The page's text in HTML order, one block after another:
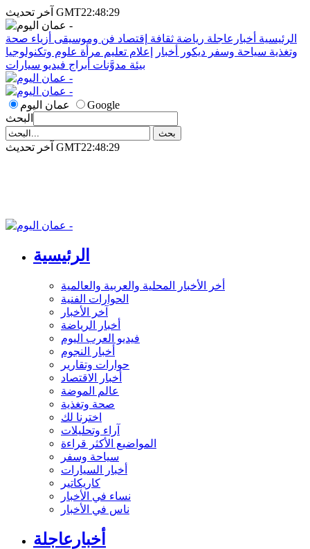
آخر تحديث GMT22:48:29
الرئيسية أخبارعاجلة رياضة ثقافة إقتصاد فن وموسيقى أزياء صحة
وتغذية سياحة وسفر ديكور أخبار إعلام تعليم مرأة علوم وتكنولوجيا
بيئة مدوَّنات أبراج فيديو سيارات
عمان اليوم
Google
البحث
آخر تحديث GMT22:48:29
الرئيسية
أخر الأخبار المحلية والعربية والعالمية
الحوارات الفنية
آخر الأخبار
أخبار الرياضة
فيديو العرب اليوم
أخبار النجوم
حوارات وتقارير
أخبار الاقتصاد
عالم الموضة
صحة وتغذية
اخترنا لك
آراء وتحليلات
المواضيع الأكثر قراءة
سياحة وسفر
أخبار السيارات
كاريكاتير
نساء في الأخبار
ناس في الأخبار
أخبارعاجلة